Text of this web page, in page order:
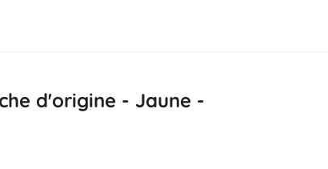
d'origine - Jaune -